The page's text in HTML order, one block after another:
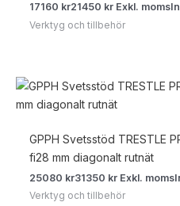
17160 kr21450 kr Exkl. moms
Verktyg och tillbehör
GPPH Svetsstöd TRESTLE
fi28 mm diagonalt rutnät
25080 kr31350 kr Exkl. moms
Verktyg och tillbehör